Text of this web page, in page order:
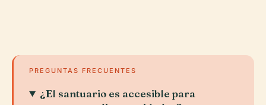
PREGUNTAS FRECUENTES
¿El santuario es accesible para